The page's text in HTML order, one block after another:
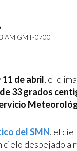
AM GMT-0700
11 de abril, el
33 grados
del SMN, el
cielo despejado a